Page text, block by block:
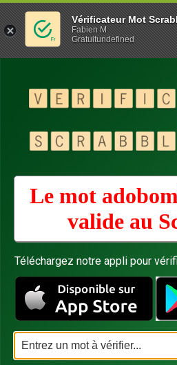
Le mot
valide au
Téléchargez notre appli pour
Vérificateur Mot
Fabien M
Gratuitundefined